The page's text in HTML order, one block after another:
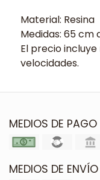
Material: Resina
Medidas: 65 cm
El precio
velocidades.
MEDIOS DE PAGO
MEDIOS DE ENVÍO